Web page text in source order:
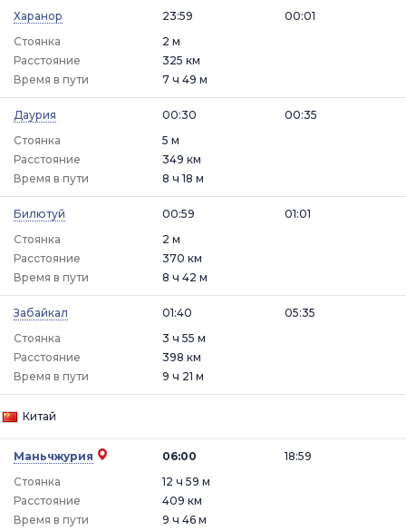
Харанор
23:59
Стоянка
2 м
00:01
Расстояние
325 км
Время в пути
7 ч 49 м
Даурия
00:30
Стоянка
5 м
00:35
Расстояние
349 км
Время в пути
8 ч 18 м
Билютуй
00:59
Стоянка
2 м
01:01
Расстояние
370 км
Время в пути
8 ч 42 м
Забайкал
01:40
Стоянка
3 ч 55 м
05:35
Расстояние
398 км
Время в пути
9 ч 21 м
Китай
Маньчжурия
06:00
Стоянка
12 ч 59 м
18:59
Расстояние
409 км
Время в пути
9 ч 46 м